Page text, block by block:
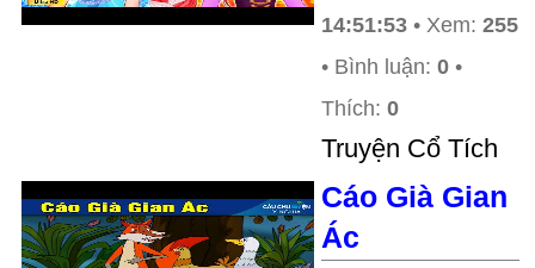
14:51:53 • Xem: 255
• Bình luận: 0 •
Thích: 0
Truyện Cổ Tích
Cáo Già Gian
Ác